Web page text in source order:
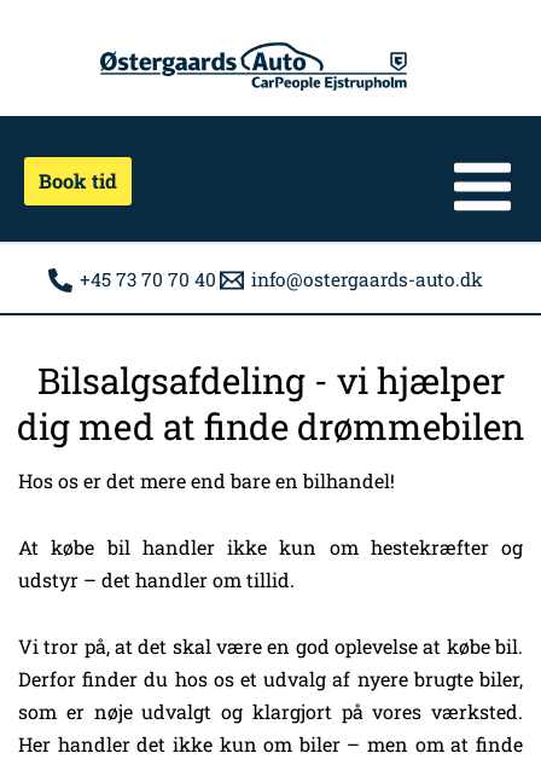
Book tid
+45 73 70 70 40 info@ostergaards-auto.dk
Bilsalgsafdeling - vi hjælper
dig med at finde drømmebilen
Hos os er det mere end bare en bilhandel!
At købe bil handler ikke kun om hestekræfter og
udstyr – det handler om tillid.
Vi tror på, at det skal være en god oplevelse at købe bil.
Derfor finder du hos os et udvalg af nyere brugte biler,
som er nøje udvalgt og klargjort på vores værksted.
Her handler det ikke kun om biler – men om at finde